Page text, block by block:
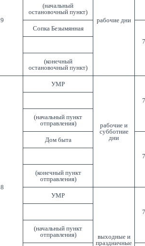
9 рабочие дни
(начальный
остановочный пункт)
Сопка Безымянная
(конечный
остановочный пункт)
8
УМР
рабочие и
субботние
дни
(начальный пункт
отправления)
Дом быта
(конечный пункт
отправления)
УМР
выходные и
праздничные
(начальный пункт
отправления)